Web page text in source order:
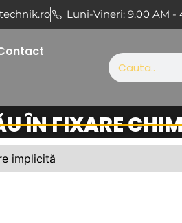
Luni-Vineri: 9.00 AM -
ÎN FIXARE